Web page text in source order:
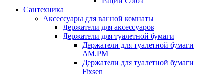
Сантехника
Аксессуары для ванной комнаты
Держатели для аксессуаров
Держатели для туалетной бумаги
Держатели для туалетной бумаги
AM.PM
Держатели для туалетной бумаги
Fixsen